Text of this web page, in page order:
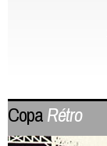
CopaRétro